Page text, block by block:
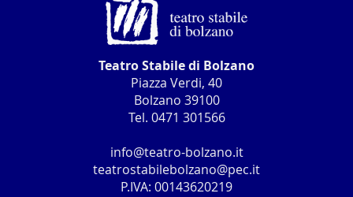
Teatro Stabile di Bolzano
Piazza Verdi, 40
Bolzano 39100
Tel. 0471 301566
info@teatro-bolzano.it
teatrostabilebolzano@pec.it
P.IVA: 00143620219